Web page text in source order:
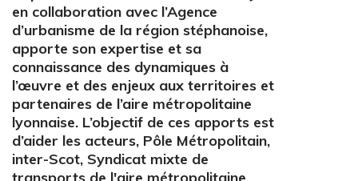
en collaboration avec l’Agence
d’urbanisme de la région stéphanoise,
apporte son expertise et sa
connaissance des dynamiques à
l’œuvre et des enjeux aux territoires et
partenaires de l’aire métropolitaine
lyonnaise. L’objectif de ces apports est
d’aider les acteurs, Pôle Métropolitain,
inter-Scot, Syndicat mixte de